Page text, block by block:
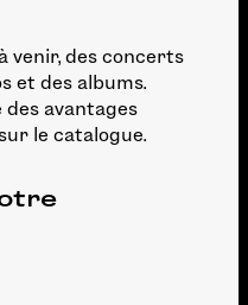
venir, des concerts
et des albums.
des avantages
le catalogue.